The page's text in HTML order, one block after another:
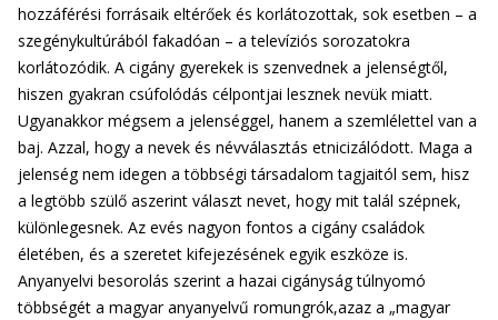
hozzáférési forrásaik eltérőek és korlátozottak, sok esetben – a
szegénykultúrából fakadóan – a televíziós sorozatokra
korlátozódik. A cigány gyerekek is szenvednek a jelenségtől,
hiszen gyakran csúfolódás célpontjai lesznek nevük miatt.
Ugyanakkor mégsem a jelenséggel, hanem a szemlélettel van a
baj. Azzal, hogy a nevek és névválasztás etnicizálódott. Maga a
jelenség nem idegen a többségi társadalom tagjaitól sem, hisz
a legtöbb szülő aszerint választ nevet, hogy mit talál szépnek,
különlegesnek. Az evés nagyon fontos a cigány családok
életében, és a szeretet kifejezésének egyik eszköze is.
Anyanyelvi besorolás szerint a hazai cigányság túlnyomó
többségét a magyar anyanyelvű romungrók,azaz a „magyar